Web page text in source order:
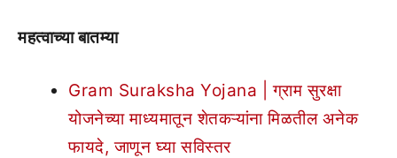
महत्वाच्या बातम्या
Gram Suraksha Yojana | ग्राम सुरक्षा
योजनेच्या माध्यमातून शेतकऱ्यांना मिळतील अनेक
फायदे, जाणून घ्या सविस्तर